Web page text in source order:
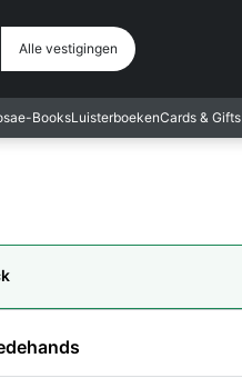
Alle vestigingen Vestiging
e-BooksLuisterboekenCards & Gifts